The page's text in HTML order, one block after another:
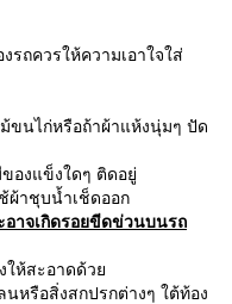
งรถควรให้ความเอาใจใส่
ม้ขนไก่หรือถ้าผ้าแห้งนุ่มๆ ปัด
องแข็งใดๆ ติดอยู่
ผ้าชุบน้ำเช็ดออก
อาจเกิดรอยขีดข่วนบนรถ
ให้สะอาดด้ว
หรือสิ่งสกปรกต่างๆ ใต้ท้อง